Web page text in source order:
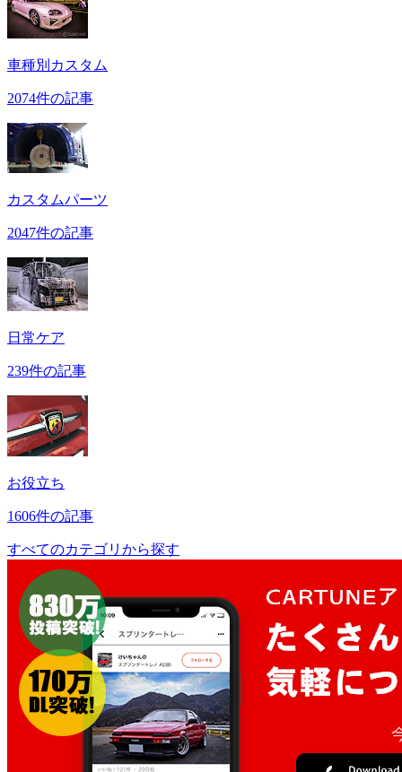
車種別カスタム
2074件の記事
カスタムパーツ
2047件の記事
日常ケア
239件の記事
お役立ち
1606件の記事
すべてのカテゴリから探す